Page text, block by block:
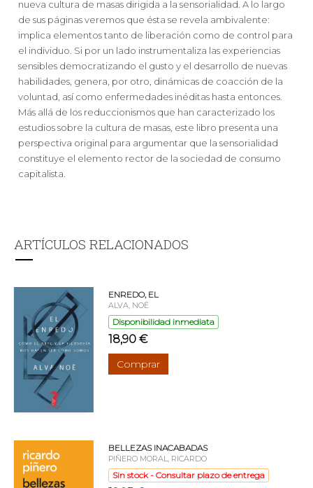
nueva cultura de masas dirigida a la sensorialidad. A lo largo
de sus páginas veremos que ésta se revela ambivalente:
implica elementos tanto de liberación como de control para
el individuo. Si por un lado instrumentaliza las experiencias
sensibles democratizando el gusto y el desarrollo de nuevas
habilidades, genera, por otro, dinámicas de coacción de la
voluntad, así como enfermedades inéditas hasta entonces.
Más allá de los reduccionismos que han caracterizado los
estudios sobre la cultura de masas, este libro presenta una
perspectiva original para argumentar que la sensorialidad
constituye el elemento rector de la sociedad de consumo
capitalista.
ARTÍCULOS RELACIONADOS
ENREDO, EL
ALVA, NOË
Disponibilidad inmediata
18,90 €
Comprar
BELLEZAS INACABADAS
PIÑERO MORAL, RICARDO
Sin stock - Consultar plazo de entrega